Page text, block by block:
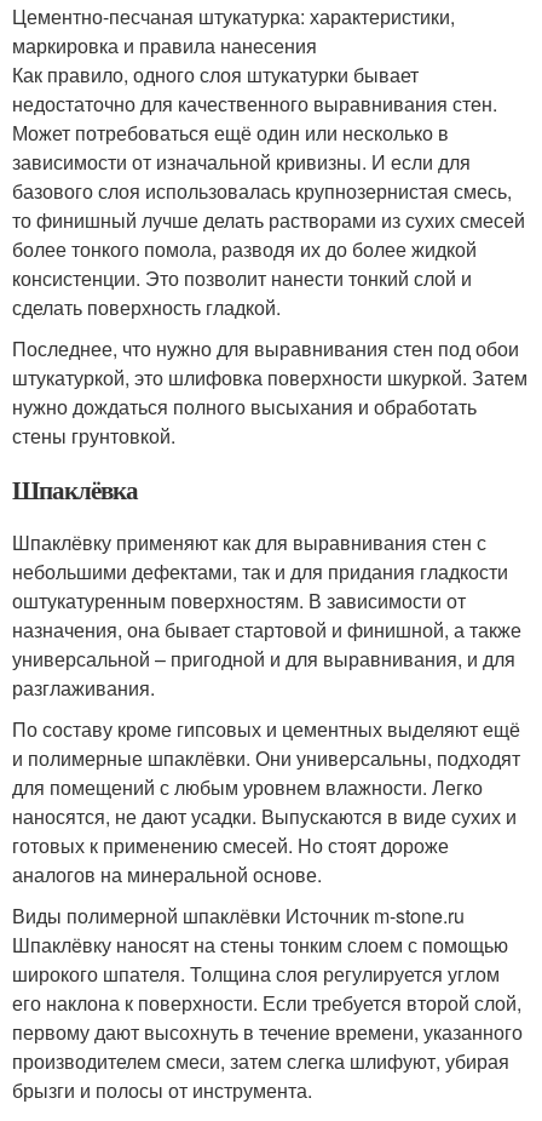
Цементно-песчаная штукатурка: характеристики,
маркировка и правила нанесения
Как правило, одного слоя штукатурки бывает
недостаточно для качественного выравнивания стен.
Может потребоваться ещё один или несколько в
зависимости от изначальной кривизны. И если для
базового слоя использовалась крупнозернистая смесь,
то финишный лучше делать растворами из сухих смесей
более тонкого помола, разводя их до более жидкой
консистенции. Это позволит нанести тонкий слой и
сделать поверхность гладкой.
Последнее, что нужно для выравнивания стен под обои
штукатуркой, это шлифовка поверхности шкуркой. Затем
нужно дождаться полного высыхания и обработать
стены грунтовкой.
Шпаклёвка
Шпаклёвку применяют как для выравнивания стен с
небольшими дефектами, так и для придания гладкости
оштукатуренным поверхностям. В зависимости от
назначения, она бывает стартовой и финишной, а также
универсальной – пригодной и для выравнивания, и для
разглаживания.
По составу кроме гипсовых и цементных выделяют ещё
и полимерные шпаклёвки. Они универсальны, подходят
для помещений с любым уровнем влажности. Легко
наносятся, не дают усадки. Выпускаются в виде сухих и
готовых к применению смесей. Но стоят дороже
аналогов на минеральной основе.
Виды полимерной шпаклёвки Источник m-stone.ru
Шпаклёвку наносят на стены тонким слоем с помощью
широкого шпателя. Толщина слоя регулируется углом
его наклона к поверхности. Если требуется второй слой,
первому дают высохнуть в течение времени, указанного
производителем смеси, затем слегка шлифуют, убирая
брызги и полосы от инструмента.